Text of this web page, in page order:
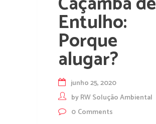
Entulho:
Porque
alugar?
junho 25, 2020
byRW Solução Ambiental
0 Comments